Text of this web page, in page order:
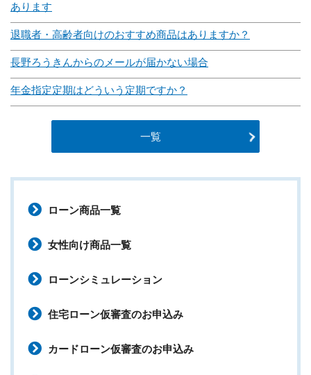
あります
退職者・高齢者向けのおすすめ商品はありますか？
長野ろうきんからのメールが届かない場合
年金指定定期はどういう定期ですか？
一覧
ローン商品一覧
女性向け商品一覧
ローンシミュレーション
住宅ローン仮審査のお申込み
カードローン仮審査のお申込み